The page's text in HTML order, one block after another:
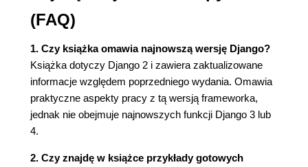
Dodanie wzorców adresów URL do widoków
39
Kanoniczne adresy URL dla modeli 41
Utworzenie szablonów dla widoków 41
Dodanie stronicowania 45
Użycie widoków opartych na klasach 47
Podsumowanie 48
Rozdział 2. Usprawnienie bloga za pomocą funkcji
zaawansowanych 49
(FAQ)
1. Czy książka omawia najnowszą wersję Django?
Książka dotyczy Django 2 i zawiera zaktualizowane
informacje względem poprzedniego wydania. Omawia
praktyczne aspekty pracy z tą wersją frameworka,
jednak nie obejmuje najnowszych funkcji Django 3 lub
4.
2. Czy znajdę w książce przykłady gotowych